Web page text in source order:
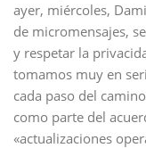
ayer, miércoles,
de micromensajes,
y respetar la
tomamos muy en
cada paso del
como parte del
«actualizaciones